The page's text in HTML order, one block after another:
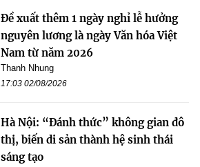
Đề xuất thêm 1 ngày nghỉ lễ hưởng
nguyên lương là ngày Văn hóa Việt
Nam từ năm 2026
Thanh Nhung
17:03 02/08/2026
Hà Nội: “Đánh thức” không gian đô
thị, biến di sản thành hệ sinh thái
sáng tạo